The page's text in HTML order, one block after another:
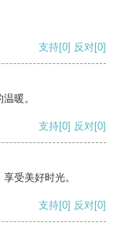
支持[0] 反对[0]
暖。
支持[0] 反对[0]
受美好时光。
支持[0] 反对[0]